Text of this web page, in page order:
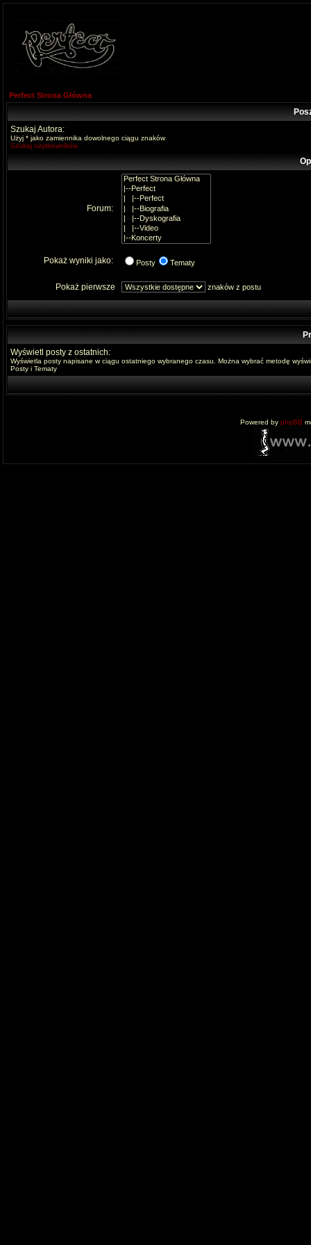
Perfect Strona Główna
Szukaj Autora:
Użyj * jako zamiennika dowolnego ciągu znaków
Szukaj użytkowników
Forum:
Pokaż wyniki jako: Posty Tematy
Pokaż pierwsze znaków z postu
Wyświetl posty z ostatnich:
Wyświetla posty napisane w ciągu ostatniego wybranego czasu. Można wybrać metodę
Posty i Tematy
Powered by phpBB